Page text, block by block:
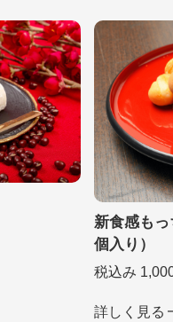
新食感も
個入り）
税込み
詳しく見る